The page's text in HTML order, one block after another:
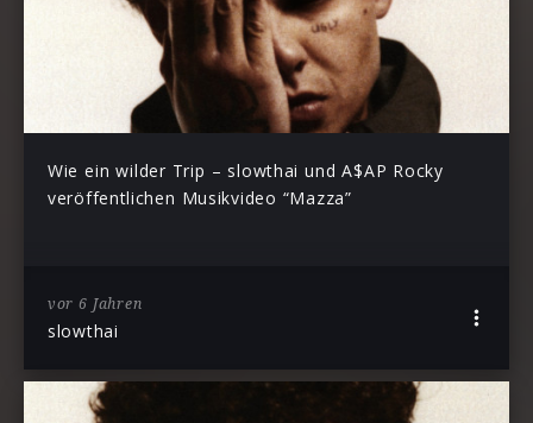
Wie ein wilder Trip – slowthai und A$AP Rocky
veröffentlichen Musikvideo “Mazza”
vor 6 Jahren
slowthai